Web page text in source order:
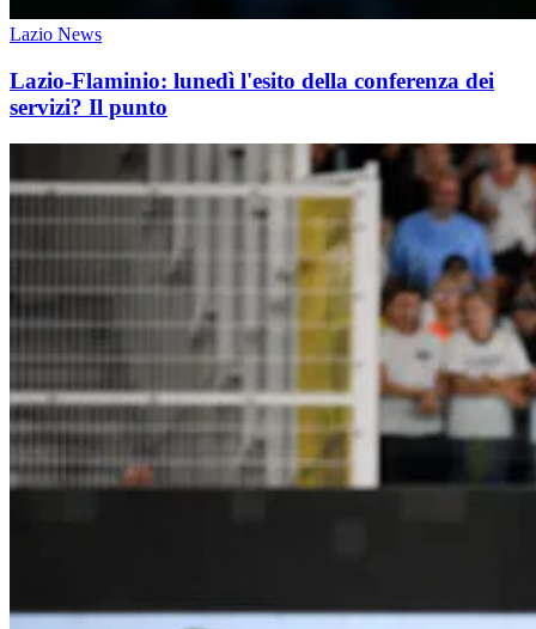
Lazio News
Lazio-Flaminio: lunedì l'esito della conferenza dei
servizi? Il punto